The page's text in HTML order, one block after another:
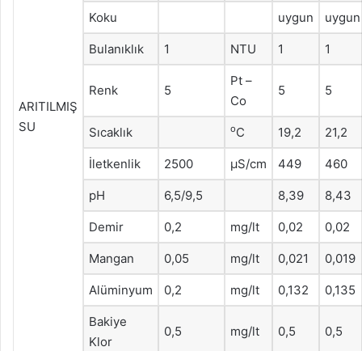
ARITILMIŞ
SU
Koku uygun uygun
Bulanıklık 1 NTU 1 1
Renk 5
Pt –
Co
5 5
Sıcaklık oC 19,2 21,2
İletkenlik 2500 μS/cm 449 460
pH 6,5/9,5 8,39 8,43
Demir 0,2 mg/lt 0,02 0,02
Mangan 0,05 mg/lt 0,021 0,019
Alüminyum 0,2 mg/lt 0,132 0,135
Bakiye
Klor
0,5 mg/lt 0,5 0,5